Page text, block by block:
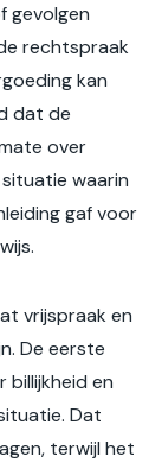
gevolgen
rechtspraak
kan
dat de
over
waarin
gaf voor
vrijspraak en
De eerste
en
Dat
terwijl het